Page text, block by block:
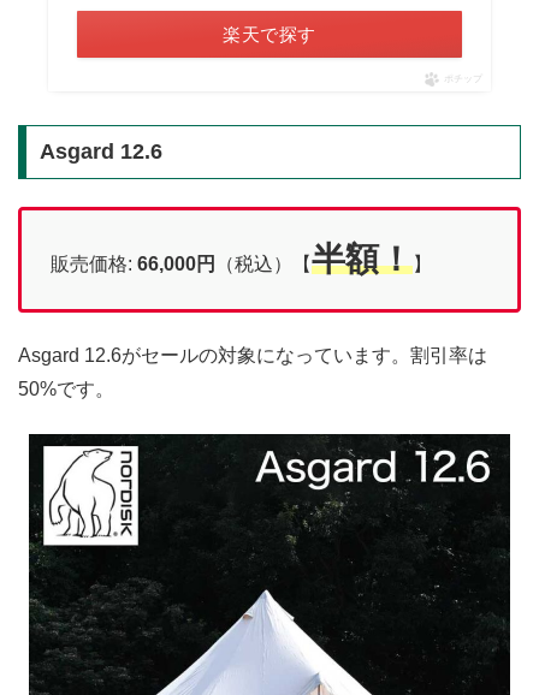
楽天で探す
ポチップ
Asgard 12.6
販売価格: 66,000円 （税込）【半額！】
Asgard 12.6がセールの対象になっています。割引率は
50%です。